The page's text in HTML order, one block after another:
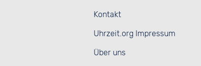
Kontakt
Uhrzeit.org Impressum
Über uns